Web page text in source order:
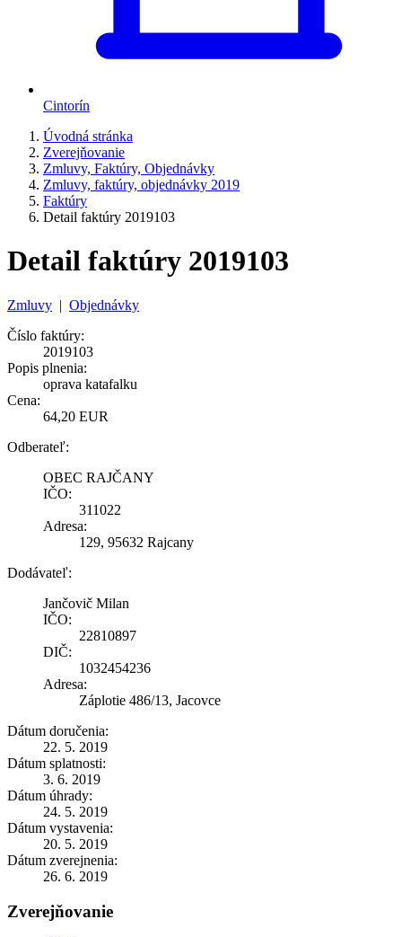
Cintorín
Úvodná stránka
Zverejňovanie
Zmluvy, Faktúry, Objednávky
Zmluvy, faktúry, objednávky 2019
Faktúry
Detail faktúry 2019103
Detail faktúry 2019103
Zmluvy | Objednávky
Číslo faktúry:
2019103
Popis plnenia:
oprava katafalku
Cena:
64,20 EUR
Odberateľ:
OBEC RAJČANY
IČO:
311022
Adresa:
129, 95632 Rajcany
Dodávateľ:
Jančovič Milan
IČO:
22810897
DIČ:
1032454236
Adresa:
Záplotie 486/13, Jacovce
Dátum doručenia:
22. 5. 2019
Dátum splatnosti:
3. 6. 2019
Dátum úhrady:
24. 5. 2019
Dátum vystavenia:
20. 5. 2019
Dátum zverejnenia:
26. 6. 2019
Zverejňovanie